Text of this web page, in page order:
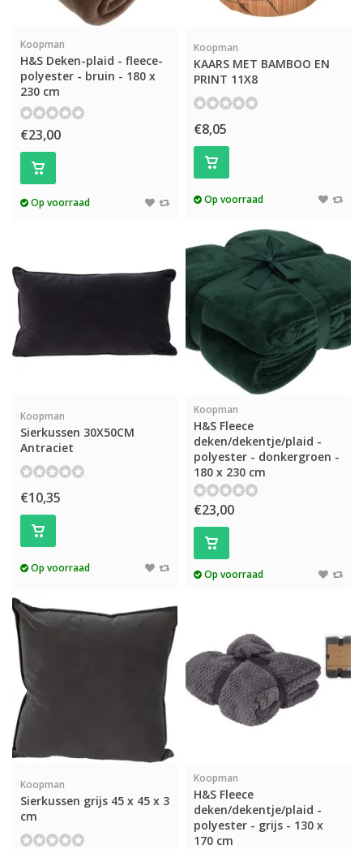
Koopman
H&S Deken-plaid - fleece-
polyester - bruin - 180 x
230 cm
€23,00
Op voorraad
Koopman
KAARS MET BAMBOO EN
PRINT 11X8
€8,05
Op voorraad
Koopman
Sierkussen 30X50CM
Antraciet
€10,35
Op voorraad
Koopman
H&S Fleece
deken/dekentje/plaid -
polyester - donkergroen -
180 x 230 cm
€23,00
Op voorraad
Koopman
Sierkussen grijs 45 x 45 x 3
cm
Koopman
H&S Fleece
deken/dekentje/plaid -
polyester - grijs - 130 x
170 cm